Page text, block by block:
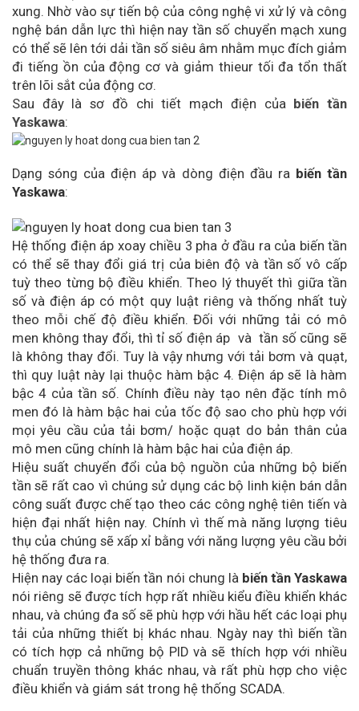
xung. Nhờ vào sự tiến bộ của công nghệ vi xử lý và công
nghệ bán dẫn lực thì hiện nay tần số chuyển mạch xung
có thể sẽ lên tới dải tần số siêu âm nhằm mục đích giảm
đi tiếng ồn của động cơ và giảm thieur tối đa tổn thất
trên lõi sắt của động cơ.
Sau đây là sơ đồ chi tiết mạch điện của biến tần
Yaskawa:
Dạng sóng của điện áp và dòng điện đầu ra biến tần
Yaskawa:
Hệ thống điện áp xoay chiều 3 pha ở đầu ra của biến tần
có thể sẽ thay đổi giá trị của biên độ và tần số vô cấp
tuỳ theo từng bộ điều khiển. Theo lý thuyết thì giữa tần
số và điện áp có một quy luật riêng và thống nhất tuỳ
theo mỗi chế độ điều khiển. Đối với những tải có mô
men không thay đổi, thì tỉ số điện áp và tần số cũng sẽ
là không thay đổi. Tuy là vậy nhưng với tải bơm và quạt,
thì quy luật này lại thuộc hàm bậc 4. Điện áp sẽ là hàm
bậc 4 của tần số. Chính điều này tạo nên đặc tính mô
men đó là hàm bậc hai của tốc độ sao cho phù hợp với
mọi yêu cầu của tải bơm/ hoặc quạt do bản thân của
mô men cũng chính là hàm bậc hai của điện áp.
Hiệu suất chuyển đổi của bộ nguồn của những bộ biến
tần sẽ rất cao vì chúng sử dụng các bộ linh kiện bán dẫn
công suất được chế tạo theo các công nghệ tiên tiến và
hiện đại nhất hiện nay. Chính vì thế mà năng lượng tiêu
thụ của chúng sẽ xấp xỉ bằng với năng lượng yêu cầu bởi
hệ thống đưa ra.
Hiện nay các loại biến tần nói chung là biến tần Yaskawa
nói riêng sẽ được tích hợp rất nhiều kiểu điều khiển khác
nhau, và chúng đa số sẽ phù hợp với hầu hết các loại phụ
tải của những thiết bị khác nhau. Ngày nay thì biến tần
có tích hợp cả những bộ PID và sẽ thích hợp với nhiều
chuẩn truyền thông khác nhau, và rất phù hợp cho việc
điều khiển và giám sát trong hệ thống SCADA.